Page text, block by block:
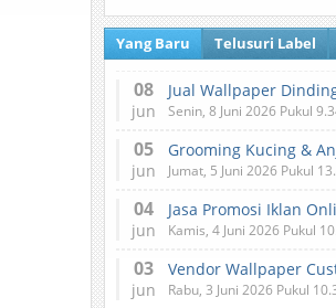
Yang Baru Telusuri Label
08
jun
Jual Wallpaper
Senin, 8 Juni 2026 Pukul
05
jun Jumat, 5 Juni 2026 Pukul
04
jun
Jasa Promosi Iklan
Kamis, 4 Juni 2026 Pukul
03
jun
Vendor Wallpaper
Rabu, 3 Juni 2026 Pukul